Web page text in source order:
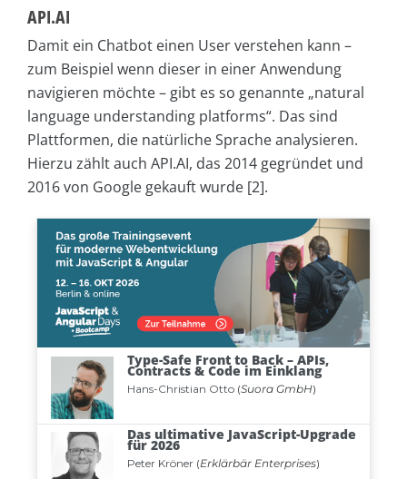
API.AI
Damit ein Chatbot einen User verstehen kann –
zum Beispiel wenn dieser in einer Anwendung
navigieren möchte – gibt es so genannte „natural
language understanding platforms“. Das sind
Plattformen, die natürliche Sprache analysieren.
Hierzu zählt auch API.AI, das 2014 gegründet und
2016 von Google gekauft wurde [2].